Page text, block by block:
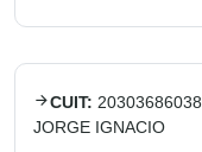
CUIT: 20303686038
JORGE IGNACIO